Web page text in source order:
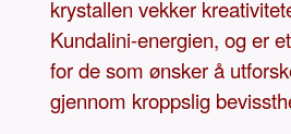
krystallen vekker
Kundalini-energien, og er
for de som ønsker å
gjennom kroppslig